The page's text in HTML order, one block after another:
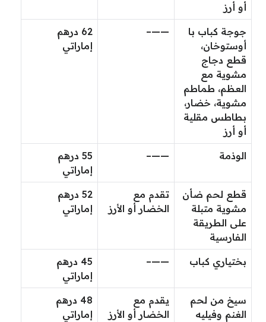
أو أرز
جوجة كباب با
أوستوخان،
قطع دجاج
مشوية مع
العظم، طماطم
مشوية، خضار،
بطاطس مقلية
أو أرز
——–
62 درهم
إماراتي
الوذمة ——–
55 درهم
إماراتي
قطع لحم ضأن
مشوية متبلة
على الطريقة
الفارسية
تقدم مع
الخضار أو الأرز
52 درهم
إماراتي
بختياري كباب ——–
45 درهم
إماراتي
سيخ من لحم
الغنم وفيليه
يقدم مع
الخضار أو الأرز
48 درهم
إماراتي